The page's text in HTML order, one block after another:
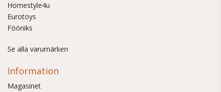
Homestyle4u
Eurotoys
Fööniks
Se alla varumärken
Information
Magasinet